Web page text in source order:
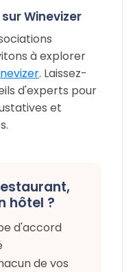
Winevizer
à explorer
. Laissez-
d'experts pour
et
hôtel ?
d'accord
de vos